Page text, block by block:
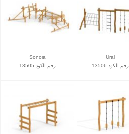
Sonora
رقم الكود 13505
Ural
رقم الكود 13506